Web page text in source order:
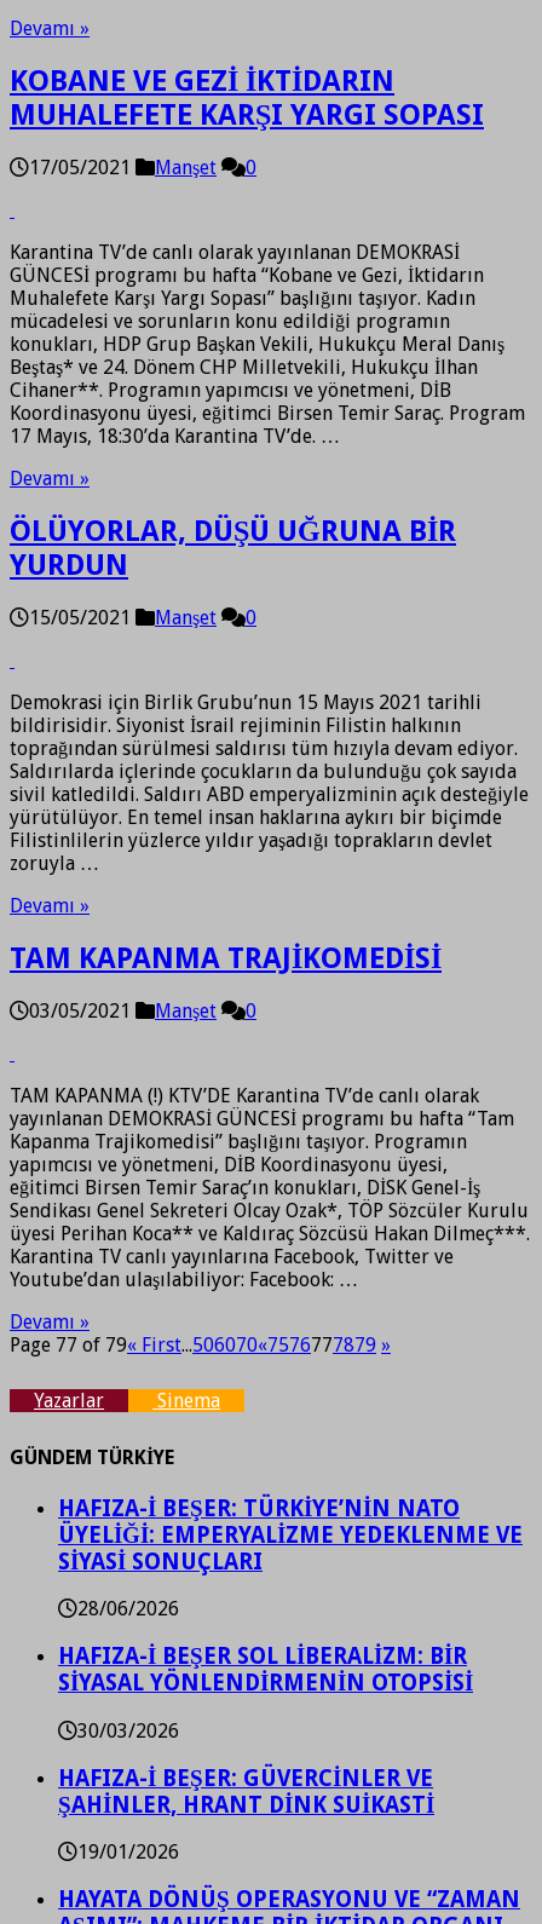
Devamı »
KOBANE VE GEZİ İKTİDARIN
MUHALEFETE KARŞI YARGI SOPASI
17/05/2021 Manşet 0
Karantina TV’de canlı olarak yayınlanan DEMOKRASİ
GÜNCESİ programı bu hafta “Kobane ve Gezi, İktidarın
Muhalefete Karşı Yargı Sopası” başlığını taşıyor. Kadın
mücadelesi ve sorunların konu edildiği programın
konukları, HDP Grup Başkan Vekili, Hukukçu Meral Danış
Beştaş* ve 24. Dönem CHP Milletvekili, Hukukçu İlhan
Cihaner**. Programın yapımcısı ve yönetmeni, DİB
Koordinasyonu üyesi, eğitimci Birsen Temir Saraç. Program
17 Mayıs, 18:30’da Karantina TV’de. …
Devamı »
ÖLÜYORLAR, DÜŞÜ UĞRUNA BİR
YURDUN
15/05/2021 Manşet 0
Demokrasi için Birlik Grubu’nun 15 Mayıs 2021 tarihli
bildirisidir. Siyonist İsrail rejiminin Filistin halkının
toprağından sürülmesi saldırısı tüm hızıyla devam ediyor.
Saldırılarda içlerinde çocukların da bulunduğu çok sayıda
sivil katledildi. Saldırı ABD emperyalizminin açık desteğiyle
yürütülüyor. En temel insan haklarına aykırı bir biçimde
Filistinlilerin yüzlerce yıldır yaşadığı toprakların devlet
zoruyla …
Devamı »
TAM KAPANMA TRAJİKOMEDİSİ
03/05/2021 Manşet 0
TAM KAPANMA (!) KTV’DE Karantina TV’de canlı olarak
yayınlanan DEMOKRASİ GÜNCESİ programı bu hafta “Tam
Kapanma Trajikomedisi” başlığını taşıyor. Programın
yapımcısı ve yönetmeni, DİB Koordinasyonu üyesi,
eğitimci Birsen Temir Saraç’ın konukları, DİSK Genel-İş
Sendikası Genel Sekreteri Olcay Ozak*, TÖP Sözcüler Kurulu
üyesi Perihan Koca** ve Kaldıraç Sözcüsü Hakan Dilmeç***.
Karantina TV canlı yayınlarına Facebook, Twitter ve
Youtube’dan ulaşılabiliyor: Facebook: …
Devamı »
Page 77 of 79« First...506070«7576777879 »
Yazarlar Sinema
GÜNDEM TÜRKİYE
HAFIZA-İ BEŞER: TÜRKİYE’NİN NATO
ÜYELİĞİ: EMPERYALİZME YEDEKLENME VE
SİYASİ SONUÇLARI
28/06/2026
HAFIZA-İ BEŞER SOL LİBERALİZM: BİR
SİYASAL YÖNLENDİRMENİN OTOPSİSİ
30/03/2026
HAFIZA-İ BEŞER: GÜVERCİNLER VE
ŞAHİNLER, HRANT DİNK SUİKASTİ
19/01/2026
HAYATA DÖNÜŞ OPERASYONU VE “ZAMAN